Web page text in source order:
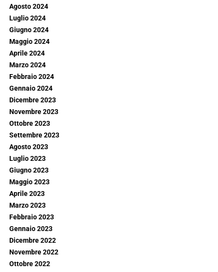
Agosto 2024
Luglio 2024
Giugno 2024
Maggio 2024
Aprile 2024
Marzo 2024
Febbraio 2024
Gennaio 2024
Dicembre 2023
Novembre 2023
Ottobre 2023
Settembre 2023
Agosto 2023
Luglio 2023
Giugno 2023
Maggio 2023
Aprile 2023
Marzo 2023
Febbraio 2023
Gennaio 2023
Dicembre 2022
Novembre 2022
Ottobre 2022